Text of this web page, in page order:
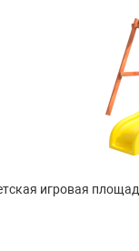
игровая